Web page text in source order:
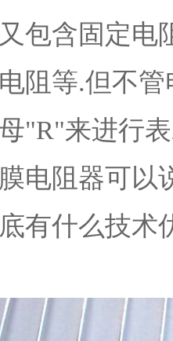
又包含固定电
阻等.但不
"R"来进行
电阻器可以
有什么技